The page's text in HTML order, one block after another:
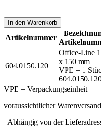
In den Warenkorb
Artikelnummer
604.0150.120
Office-Line
x 150 mm
VPE = 1
604.0150.120
VPE = Verpackungseinheit
voraussichtlicher
Abhängig von der